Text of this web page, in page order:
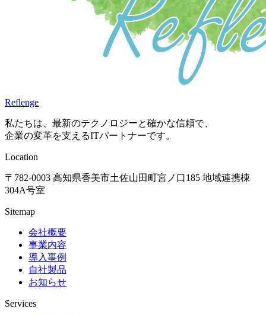
Reflenge
私たちは、最新のテクノロジーと確かな信頼で、
企業の変革を支えるITパートナーです。
Location
〒782-0003 高知県香美市土佐山田町宮ノ口185 地域連携棟
304A号室
Sitemap
会社概要
事業内容
導入事例
自社製品
お知らせ
Services